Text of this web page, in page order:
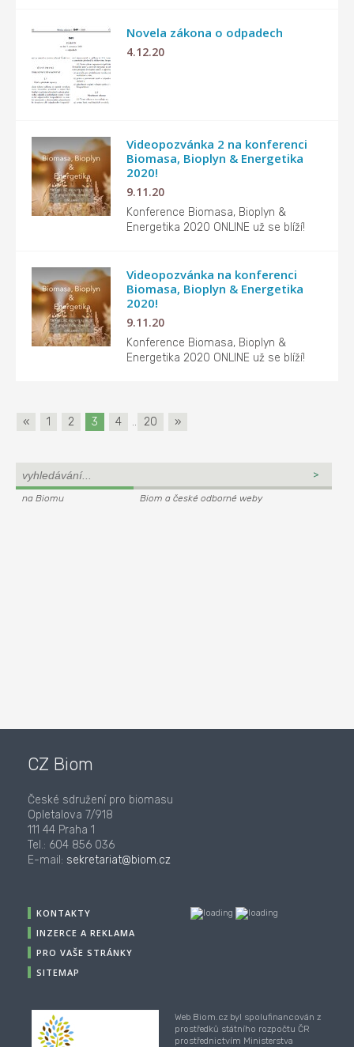
Novela zákona o odpadech
4.12.20
Videopozvánka 2 na konferenci
Biomasa, Bioplyn & Energetika
2020!
9.11.20
Konference Biomasa, Bioplyn &
Energetika 2020 ONLINE už se blíží!
Videopozvánka na konferenci
Biomasa, Bioplyn & Energetika
2020!
9.11.20
Konference Biomasa, Bioplyn &
Energetika 2020 ONLINE už se blíží!
« 1 2 3 4 .. 20 »
na Biomu Biom a české odborné weby
CZ Biom
České sdružení pro biomasu
Opletalova 7/918
111 44 Praha 1
Tel.: 604 856 036
E-mail: sekretariat@biom.cz
KONTAKTY
INZERCE A REKLAMA
PRO VAŠE STRÁNKY
SITEMAP
Web Biom.cz byl spolufinancován z
prostředků státního rozpočtu ČR
prostřednictvím Ministerstva